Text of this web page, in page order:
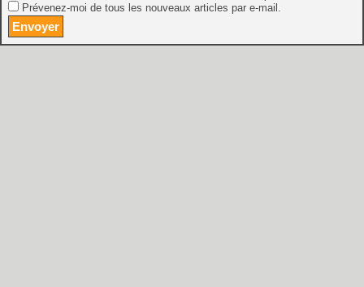
Prévenez-moi de tous les nouveaux articles par e-mail.